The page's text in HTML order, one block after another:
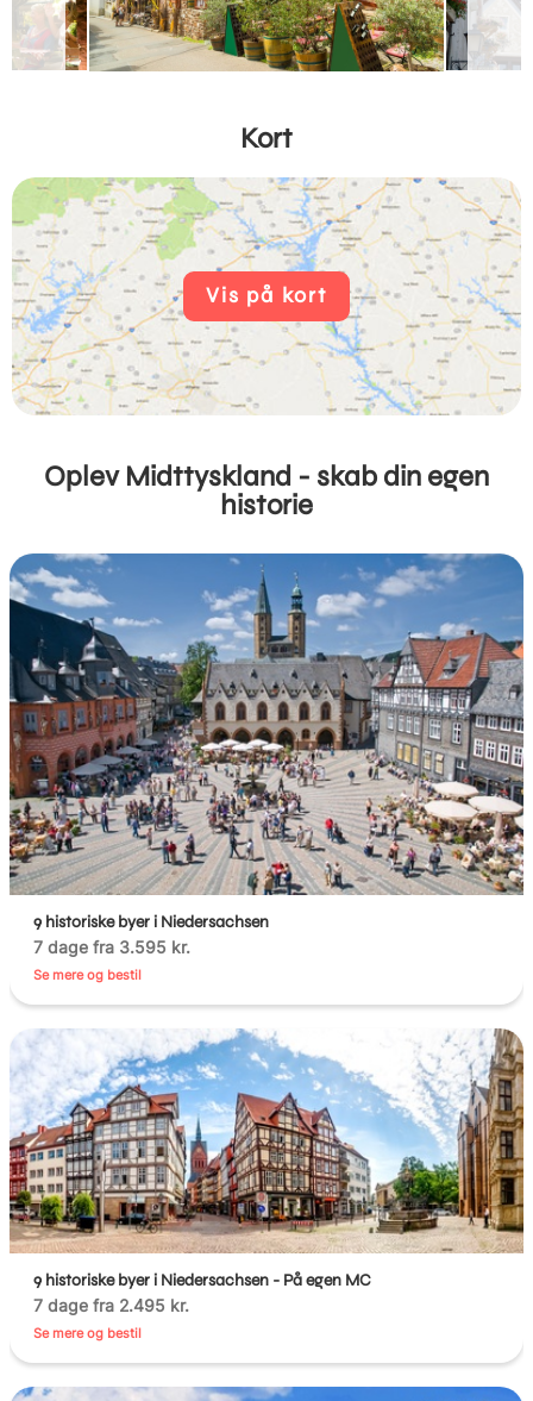
Kort
Vis på kort
Oplev Midttyskland - skab din egen
historie
9 historiske byer i Niedersachsen
7 dage fra 3.595 kr.
Se mere og bestil
9 historiske byer i Niedersachsen - På egen MC
7 dage fra 2.495 kr.
Se mere og bestil